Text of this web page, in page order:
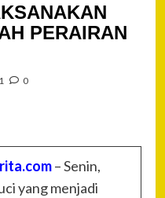
PERAIRAN
0
– Senin,
yang menjadi